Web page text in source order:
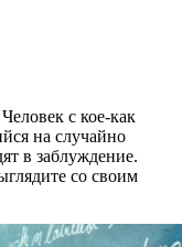
с кое-как
на случайно
в заблуждение.
со своим